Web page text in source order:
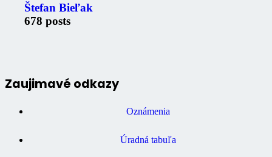
Štefan Bieľak
678 posts
Zaujimavé odkazy
Oznámenia
Úradná tabuľa